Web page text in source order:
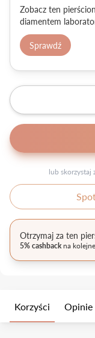
Zobacz ten
diamentem
Sprawdź
lub skorzystaj
Otrzymaj za ten
5% cashbackna
Korzyści Opinie